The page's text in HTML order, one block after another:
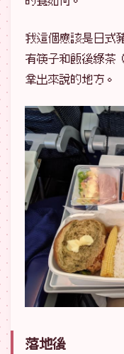
我這個應該是日式
有筷子和飯後綠茶
拿出來說的地方。
落地後